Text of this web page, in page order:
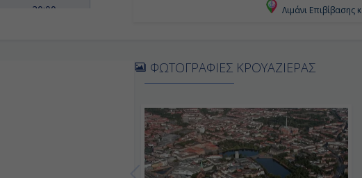
20:00
Λιμάνι Επιβίβασης
ΦΩΤΟΓΡΑΦΙΕΣ ΚΡΟΥΑΖΙΕΡΑΣ